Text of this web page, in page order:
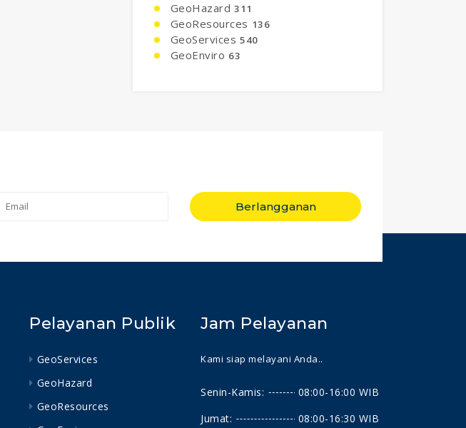
GeoHazard 311
GeoResources 136
GeoServices 540
GeoEnviro 63
Berlangganan
Pelayanan Publik
GeoServices
GeoHazard
GeoResources
Jam Pelayanan
Kami siap melayani Anda..
Senin-Kamis:
08:00-16:00 WIB
Jumat:
08:00-16:30 WIB